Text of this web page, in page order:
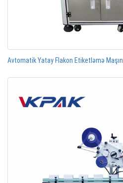
Avtomatik Yatay Flakon Etiketləmə Maşın